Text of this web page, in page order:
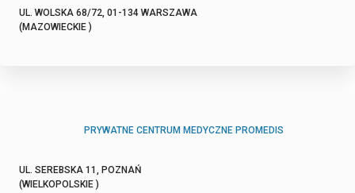
UL. WOLSKA 68/72, 01-134 WARSZAWA
(MAZOWIECKIE )
PRYWATNE CENTRUM MEDYCZNE PROMEDIS
UL. SEREBSKA 11, POZNAŃ
(WIELKOPOLSKIE )